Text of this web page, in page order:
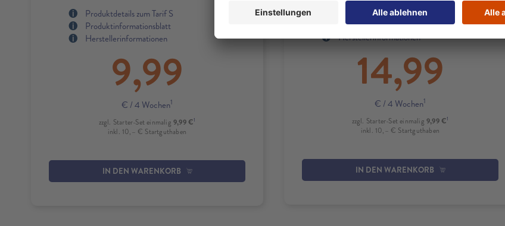
Produktdetails zum Tarif S
Produktinformationsblatt
Herstellerinformationen
9,99
€ / 4 Wochen1
zzgl. Starter-Set einmalig 9,99 €1
inkl. 10,– € Startguthaben
IN DEN WARENKORB
Produktdetails zum Tarif M
Produktinformationsblatt
Herstellerinformationen
14,99
€ / 4 Wochen1
zzgl. Starter-Set einmalig 9,99 €1
inkl. 10,– € Startguthaben
IN DEN WARENKORB